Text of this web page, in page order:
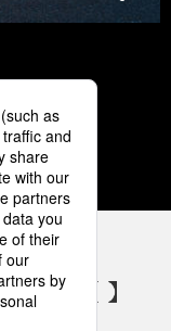
5
カウント